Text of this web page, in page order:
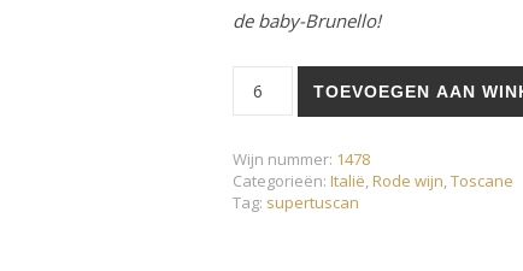
de baby-Brunello!
TOEVOEGEN AAN
Wijn nummer: 1478
Categorieën: Italië,Rode wijn,Toscane
Tag: supertuscan